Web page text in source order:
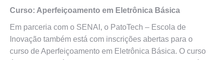
Curso: Aperfeiçoamento em Eletrônica Básica
Em parceria com o SENAI, o PatoTech – Escola de
Inovação também está com inscrições abertas para o
curso de Aperfeiçoamento em Eletrônica Básica. O curso